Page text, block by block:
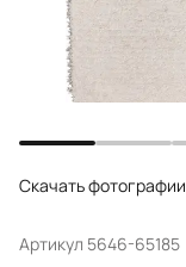
Скачать фотографии
Артикул 5646-65185